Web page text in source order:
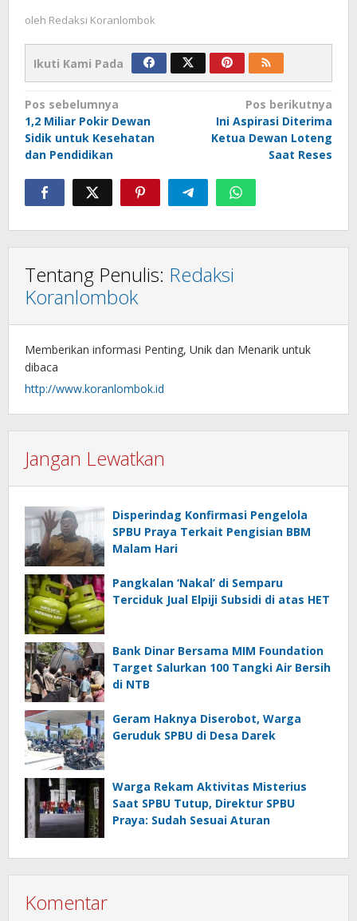
oleh Redaksi Koranlombok
Ikuti Kami Pada
Navigasi
pos
Pos sebelumnya
1,2 Miliar Pokir Dewan
Sidik untuk Kesehatan
dan Pendidikan
Pos berikutnya
Ini Aspirasi Diterima
Ketua Dewan Loteng
Saat Reses
Tentang Penulis: Redaksi
Koranlombok
Memberikan informasi Penting, Unik dan Menarik untuk
dibaca
http://www.koranlombok.id
Jangan Lewatkan
Disperindag Konfirmasi Pengelola
SPBU Praya Terkait Pengisian BBM
Malam Hari
Pangkalan ‘Nakal’ di Semparu
Terciduk Jual Elpiji Subsidi di atas HET
Bank Dinar Bersama MIM Foundation
Target Salurkan 100 Tangki Air Bersih
di NTB
Geram Haknya Diserobot, Warga
Geruduk SPBU di Desa Darek
Warga Rekam Aktivitas Misterius
Saat SPBU Tutup, Direktur SPBU
Praya: Sudah Sesuai Aturan
Komentar